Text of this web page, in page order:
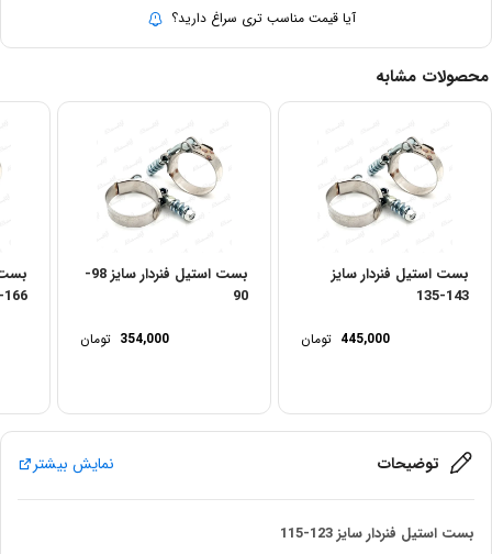
آیا قیمت مناسب تری سراغ دارید؟
محصولات مشابه
بست استیل فنردار سایز
143-135
445,000 تومان
بست استیل فنردار سایز 98-
90
354,000 تومان
بست
166-159
توضیحات نمایش بیشتر
بست استیل فنردار سایز 123-115